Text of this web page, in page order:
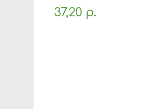
37,20 р.